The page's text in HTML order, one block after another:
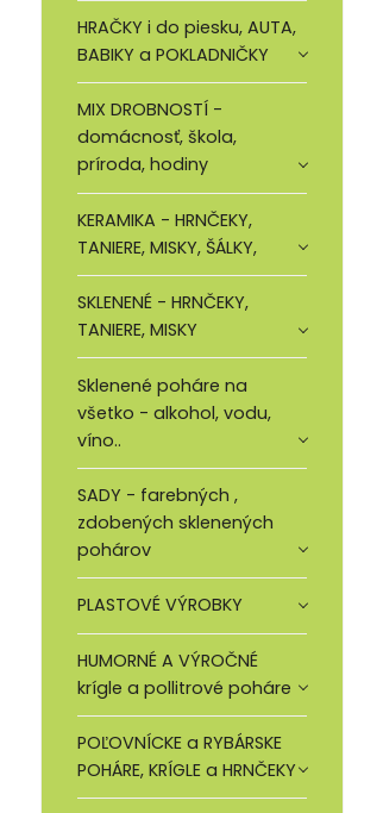
HRAČKY i do piesku, AUTA,
BABIKY a POKLADNIČKY
MIX DROBNOSTÍ -
domácnosť, škola,
príroda, hodiny
KERAMIKA - HRNČEKY,
TANIERE, MISKY, ŠÁLKY,
SKLENENÉ - HRNČEKY,
TANIERE, MISKY
Sklenené poháre na
všetko - alkohol, vodu,
víno..
SADY - farebných ,
zdobených sklenených
pohárov
PLASTOVÉ VÝROBKY
HUMORNÉ A VÝROČNÉ
krígle a pollitrové poháre
POĽOVNÍCKE a RYBÁRSKE
POHÁRE, KRÍGLE a HRNČEKY